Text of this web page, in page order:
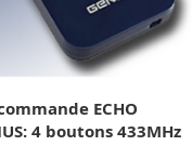
ECHO
4 boutons 433MHz